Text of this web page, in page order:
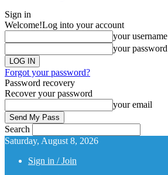
Sign in
Welcome!Log into your account
your username
your password
Forgot your password?
Password recovery
Recover your password
your email
Search
Saturday, August 8, 2026
Sign in / Join